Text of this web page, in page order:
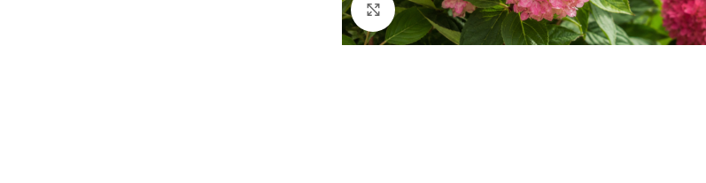
Fă clic pentru a mări